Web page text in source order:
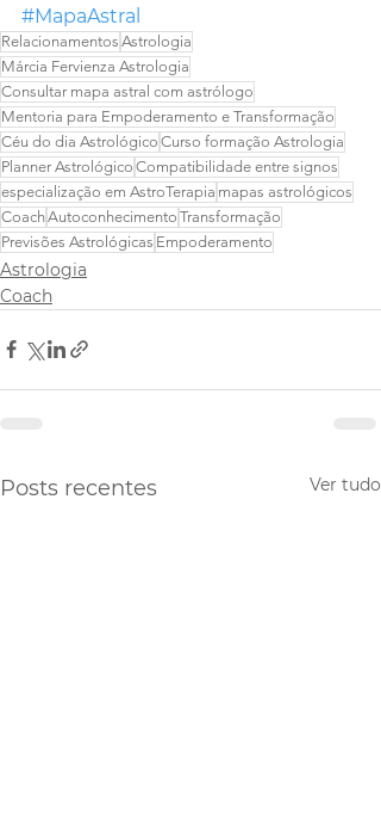
#MapaAstral
Relacionamentos Astrologia
Márcia Fervienza Astrologia
Consultar mapa astral com astrólogo
Mentoria para Empoderamento e Transformação
Céu do dia Astrológico Curso formação Astrologia
Planner Astrológico Compatibilidade entre signos
especialização em AstroTerapia mapas astrológicos
CoachAutoconhecimento Transformação
Previsões Astrológicas Empoderamento
Astrologia
Coach
Posts recentes Ver tudo